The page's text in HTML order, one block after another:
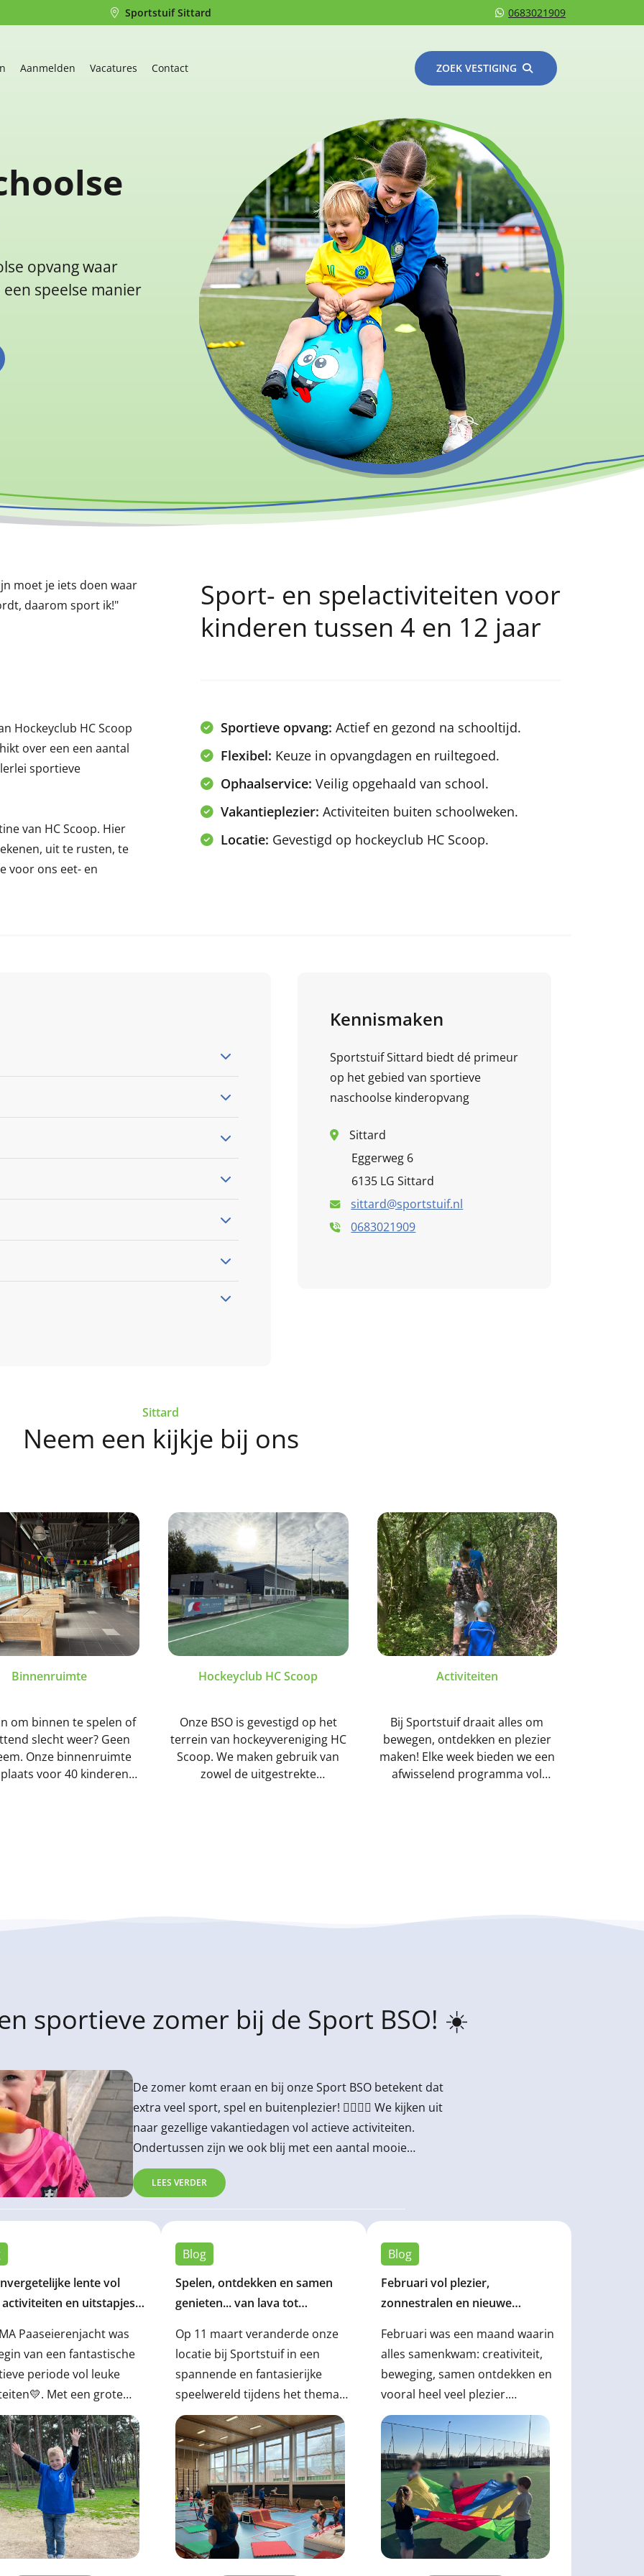
Sportstuif Sittard 0683021909
Aanmelden Vacatures Contact ZOEK VESTIGING
opvang waar
speelse manier
moet je iets doen waar
daarom sport ik!"
Hockeyclub HC Scoop
over een een aantal
sportieve
van HC Scoop. Hier
uit te rusten, te
voor ons eet- en
Sport- en spelactiviteiten voor
kinderen tussen 4 en 12 jaar
Sportieve opvang: Actief en gezond na schooltijd.
Flexibel: Keuze in opvangdagen en ruiltegoed.
Ophaalservice: Veilig opgehaald van school.
Vakantieplezier: Activiteiten buiten schoolweken.
Locatie: Gevestigd op hockeyclub HC Scoop.
Kennismaken
Sportstuif Sittard biedt dé primeur
op het gebied van sportieve
naschoolse kinderopvang
Sittard
Eggerweg 6
6135 LG Sittard
sittard@sportstuif.nl
0683021909
Sittard
Neem een kijkje bij ons
Binnenruimte
om binnen te spelen of
slecht weer? Geen
Onze binnenruimte
voor 40 kinderen
Hockeyclub HC Scoop
Onze BSO is gevestigd op het
terrein van hockeyvereniging HC
Scoop. We maken gebruik van
zowel de uitgestrekte
Activiteiten
Bij Sportstuif draait alles om
bewegen, ontdekken en plezier
maken! Elke week bieden we een
afwisselend programma vol
sportieve zomer bij de Sport BSO! ☀️
De zomer komt eraan en bij onze Sport BSO betekent dat
extra veel sport, spel en buitenplezier! 🏃‍♀️🏃‍♂️ We kijken uit
naar gezellige vakantiedagen vol actieve activiteiten.
Ondertussen zijn we ook blij met een aantal mooie
ontwikkelingen binnen onze BSO. 🎉
LEES VERDER
lente vol
activiteiten en uitstapjes
Paaseierenjacht was
van een fantastische
periode vol leuke
Met een grote
van ouders en
veel gezelligheid en
weer kijken we terug op
tijd. Ook tijdens
stond plezier
met uitstapjes naar
andere de dierentuin,
en verschillende
Blog
Spelen, ontdekken en samen
genieten... van lava tot
Op 11 maart veranderde onze
locatie bij Sportstuif in een
spannende en fantasierijke
speelwereld tijdens het thema
“De vloer is lava!”. Maar dat was
nog maar het begin van een
periode vol beweging, plezier en
leuke activiteiten. Hieronder
lees je wat we allemaal hebben
beleefd én wat er nog op de
planning staat!
Blog
Februari vol plezier,
zonnestralen en nieuwe
Februari was een maand waarin
alles samenkwam: creativiteit,
beweging, samen ontdekken en
vooral heel veel plezier.
Ondanks dat het een korte
maand is, hebben we bij de BSO
ontzettend veel beleefd. Van
een feestelijke
carnavalsvakantie tot zonnige
buitenmomenten, en van
nieuwe ontwikkelingen binnen
onze opvang tot het